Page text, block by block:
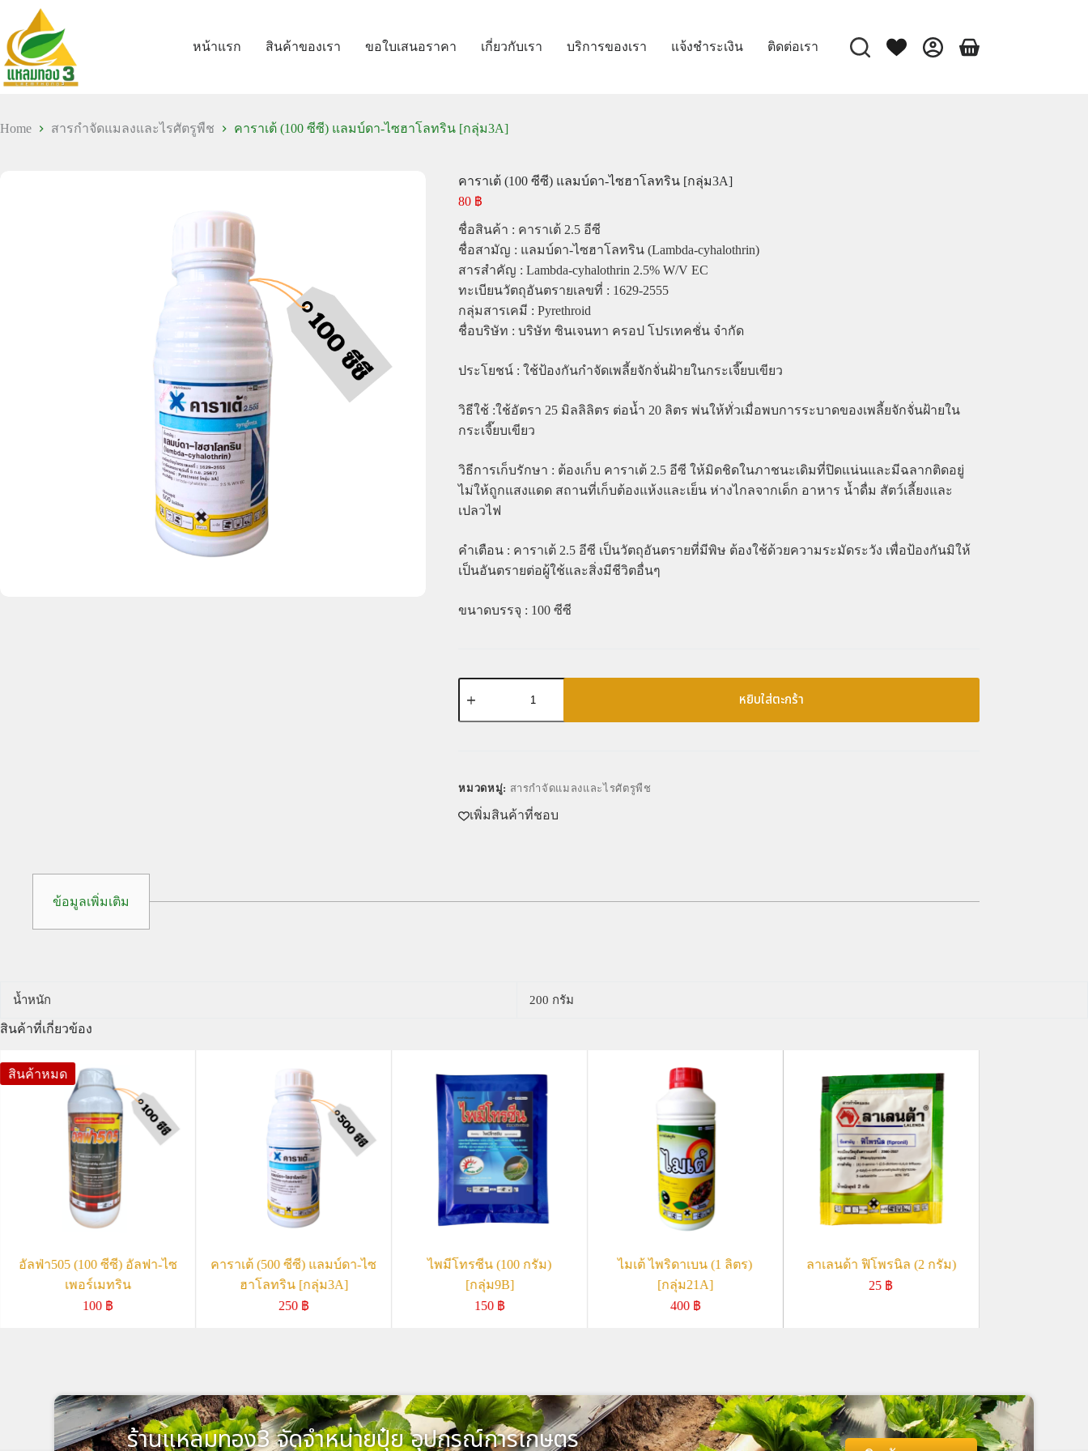
หน้าแรก สินค้าของเรา ขอใบเสนอราคา เกี่ยวกับเรา บริการของเรา แจ้งชำระเงิน ติดต่อเรา
Home สารกำจัดแมลงและไรศัตรูพืช คาราเต้ (100 ซีซี) แลมบ์ดา-ไซฮาโลทริน [กลุ่ม3A]
คาราเต้ (100 ซีซี) แลมบ์ดา-ไซฮาโลทริน [กลุ่ม3A]
80 ฿
ชื่อสินค้า : คาราเต้ 2.5 อีซี
ชื่อสามัญ : แลมบ์ดา-ไซฮาโลทริน (Lambda-cyhalothrin)
สารสำคัญ : Lambda-cyhalothrin 2.5% W/V EC
ทะเบียนวัตถุอันตรายเลขที่ : 1629-2555
กลุ่มสารเคมี : Pyrethroid
ชื่อบริษัท : บริษัท ซินเจนทา ครอป โปรเทคชั่น จำกัด
ประโยชน์ : ใช้ป้องกันกำจัดเพลี้ยจักจั่นฝ้ายในกระเจี๊ยบเขียว
วิธีใช้ :ใช้อัตรา 25 มิลลิลิตร ต่อน้ำ 20 ลิตร พ่นให้ทั่วเมื่อพบการระบาดของเพลี้ยจักจั่นฝ้ายใน
กระเจี๊ยบเขียว
วิธีการเก็บรักษา : ต้องเก็บ คาราเต้ 2.5 อีซี ให้มิดชิดในภาชนะเดิมที่ปิดแน่นและมีฉลากติดอยู่
ไม่ให้ถูกแสงแดด สถานที่เก็บต้องแห้งและเย็น ห่างไกลจากเด็ก อาหาร น้ำดื่ม สัตว์เลี้ยงและ
เปลวไฟ
คำเตือน : คาราเต้ 2.5 อีซี เป็นวัตถุอันตรายที่มีพิษ ต้องใช้ด้วยความระมัดระวัง เพื่อป้องกันมิให้
เป็นอันตรายต่อผู้ใช้และสิ่งมีชีวิตอื่นๆ
ขนาดบรรจุ : 100 ซีซี
หยิบใส่ตะกร้า
หมวดหมู่: สารกำจัดแมลงและไรศัตรูพืช
เพิ่มสินค้าที่ชอบ
ข้อมูลเพิ่มเติม
น้ำหนัก 200 กรัม
สินค้าที่เกี่ยวข้อง
สินค้าหมด
อัลฟ่า505 (100 ซีซี) อัลฟา-ไซ
เพอร์เมทริน
100 ฿
คาราเต้ (500 ซีซี) แลมบ์ดา-ไซ
ฮาโลทริน [กลุ่ม3A]
250 ฿
ไพมีโทรซีน (100 กรัม)
[กลุ่ม9B]
150 ฿
ไมเต้ ไพริดาเบน (1 ลิตร)
[กลุ่ม21A]
400 ฿
ลาเลนด้า ฟิโพรนิล (2 กรัม)
25 ฿
ร้านแหลมทอง3 จัดจำหน่ายปุ๋ย อุปกรณ์การเกษตร